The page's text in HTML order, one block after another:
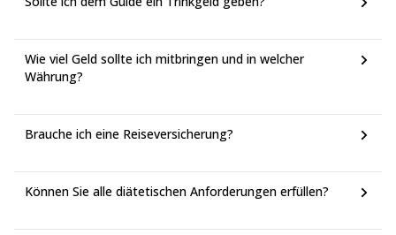
Wie viel Geld sollte ich mitbringen und in welcher
Währung?
Brauche ich eine Reiseversicherung?
Können Sie alle diätetischen Anforderungen erfüllen?